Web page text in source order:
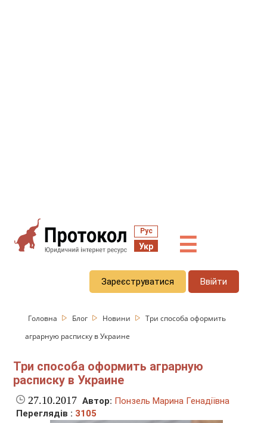
Рус
Укр ☰
Зареєструватися Ввійти
Головна Блог Новини
Три способа оформить
аграрную расписку в Украине
Три способа оформить аграрную
расписку в Украине
27.10.2017 Автор: Понзель Марина Генадіївна
Переглядів : 3105